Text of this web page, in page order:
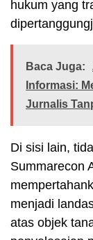
hukum yang
Baca Juga:
Informasi:
Jurnalis
Di sisi lain,
Summarecon
menjadi
atas objek